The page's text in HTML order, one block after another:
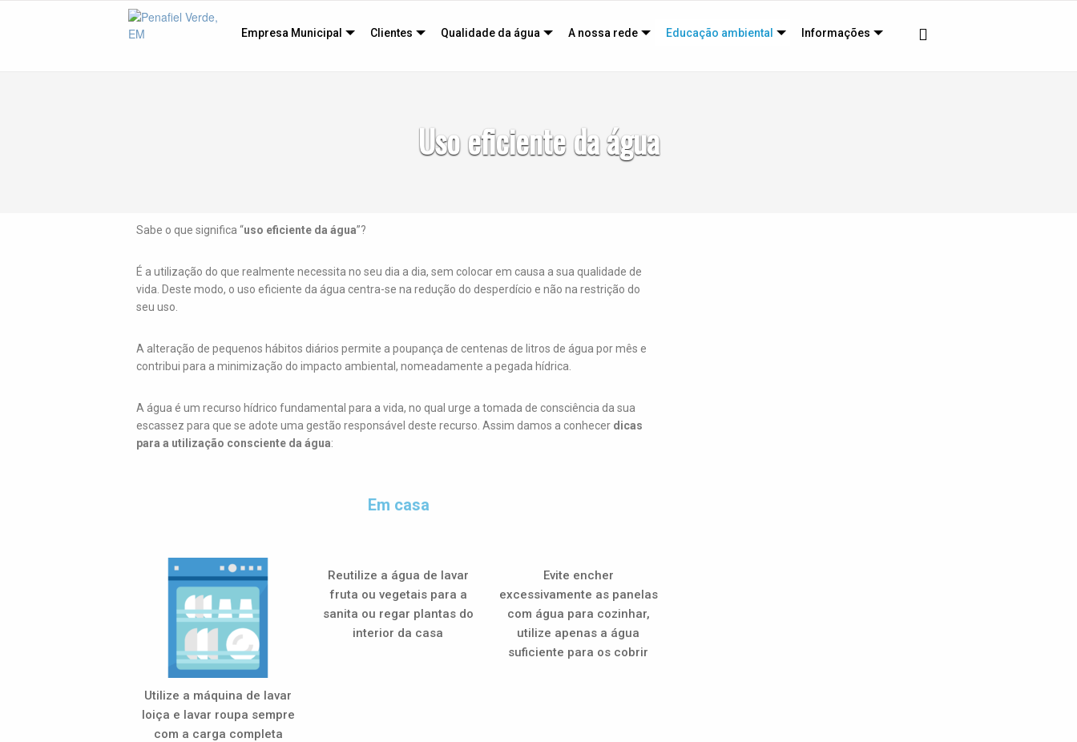
Empresa Municipal Clientes Qualidade da água A nossa rede Educação ambiental Informações
Uso eficiente da água
Sabe o que significa “uso eficiente da água”?
É a utilização do que realmente necessita no seu dia a dia, sem colocar em causa a sua qualidade de
vida. Deste modo, o uso eficiente da água centra-se na redução do desperdício e não na restrição do
seu uso.
A alteração de pequenos hábitos diários permite a poupança de centenas de litros de água por mês e
contribui para a minimização do impacto ambiental, nomeadamente a pegada hídrica.
A água é um recurso hídrico fundamental para a vida, no qual urge a tomada de consciência da sua
escassez para que se adote uma gestão responsável deste recurso. Assim damos a conhecer dicas
para a utilização consciente da água:
Em casa
Utilize a máquina de lavar
loiça e lavar roupa sempre
com a carga completa
Reutilize a água de lavar
fruta ou vegetais para a
sanita ou regar plantas do
interior da casa
Evite encher
excessivamente as panelas
com água para cozinhar,
utilize apenas a água
suficiente para os cobrir